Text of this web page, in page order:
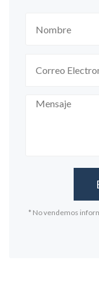
* No vendemos